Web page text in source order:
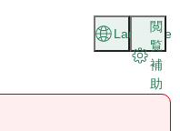
閲
覧
補
助
Language